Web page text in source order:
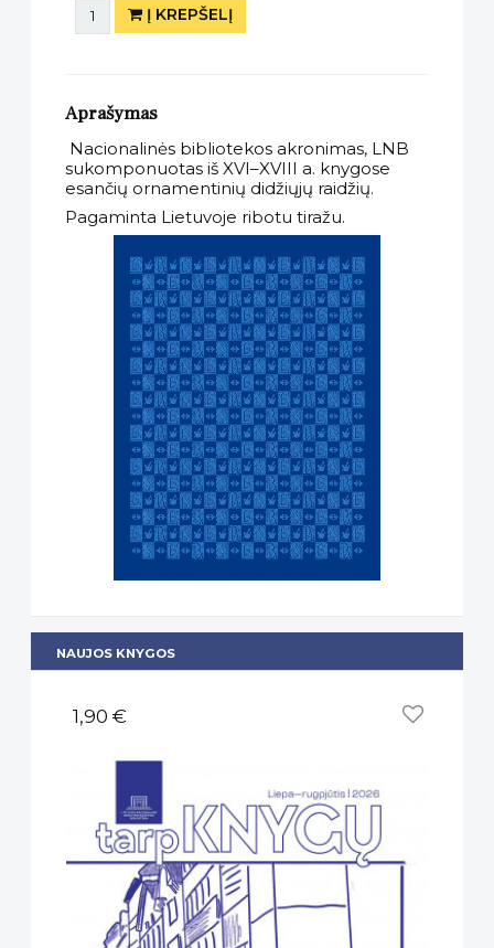
Į KREPŠELĮ
Aprašymas
Nacionalinės bibliotekos akronimas, LNB
sukomponuotas iš XVI–XVIII a. knygose
esančių ornamentinių didžiųjų raidžių.
Pagaminta Lietuvoje ribotu tiražu.
NAUJOS KNYGOS
1,90 €